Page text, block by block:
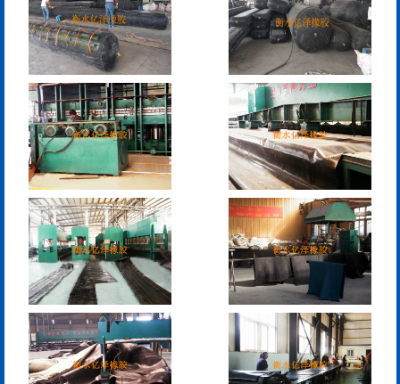
RG型桥梁伸缩缝
D40、60、80型桥梁伸
缩缝
模数式160、240、320伸
缩缝
SF梳型伸缩缝